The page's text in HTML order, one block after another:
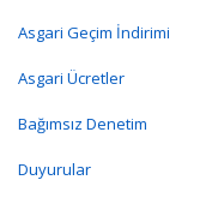
Asgari Geçim İndirimi
Asgari Ücretler
Bağımsız Denetim
Duyurular